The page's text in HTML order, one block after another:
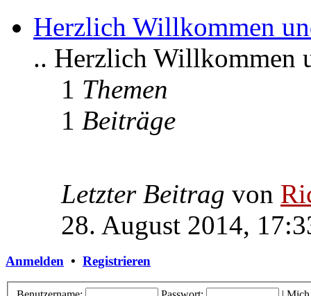
Herzlich Willkommen
.. Herzlich Willkommen
1 Themen
1 Beiträge
Letzter Beitrag von
28. August 2014,
Anmelden • Registrieren